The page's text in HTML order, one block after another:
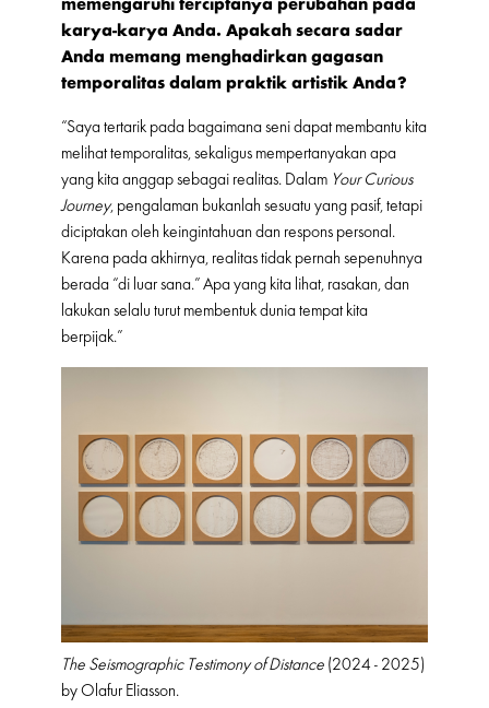
karya-karya Anda. Apakah secara sadar
Anda memang menghadirkan gagasan
temporalitas dalam praktik artistik Anda?
“Saya tertarik pada bagaimana seni dapat membantu kita
melihat temporalitas, sekaligus mempertanyakan apa
yang kita anggap sebagai realitas. Dalam Your Curious
Journey, pengalaman bukanlah sesuatu yang pasif, tetapi
diciptakan oleh keingintahuan dan respons personal.
Karena pada akhirnya, realitas tidak pernah sepenuhnya
berada “di luar sana.” Apa yang kita lihat, rasakan, dan
lakukan selalu turut membentuk dunia tempat kita
berpijak.”
The Seismographic Testimony of Distance (2024 - 2025)
by Olafur Eliasson.